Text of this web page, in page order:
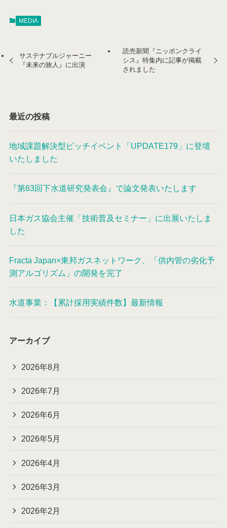
MEDIA
サステナブルジャーニー
『未来の旅人』に出演
読売新聞『ニッポンクライ
シス』特集内に記事が掲載
されました
最近の投稿
地域課題解決型ピッチイベント「UPDATE179」に登壇
いたしました
『第63回下水道研究発表会』で論文発表いたします
日本ガス協会主催「技術普及セミナー」に出展いたしま
した
Fracta Japan×東邦ガスネットワーク、「供内管の劣化予
測アルゴリズム」の開発を完了
水道事業：【累計採用実績件数】最新情報
アーカイブ
2026年8月
2026年7月
2026年6月
2026年5月
2026年4月
2026年3月
2026年2月